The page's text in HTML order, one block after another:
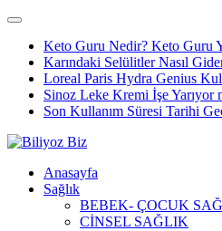
Keto Guru Nedir? Keto Guru
Karındaki Selülitler Nasıl
Loreal Paris Hydra Genius
Sinoz Leke Kremi İşe Yarıyor
Son Kullanım Süresi Tarihi
Anasayfa
Sağlık
BEBEK- ÇOCUK
CİNSEL SAĞLIK